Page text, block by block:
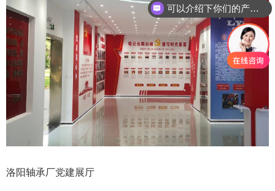
洛阳轴承厂党建展厅
可以介绍下你们的产品么